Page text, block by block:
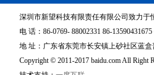
深圳市新望科技有限责任有限公司致力于
电 话：86-0769- 88002331 86-
地 址：广东省东莞市长安镇上砂社区蓝
Copyright © 2011-2017 baidu.com All